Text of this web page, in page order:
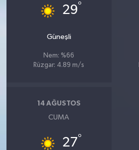
29°
Güneşli
Nem: %66
Rüzgar: 4.89 m/s
14 AĞUSTOS
CUMA
27°